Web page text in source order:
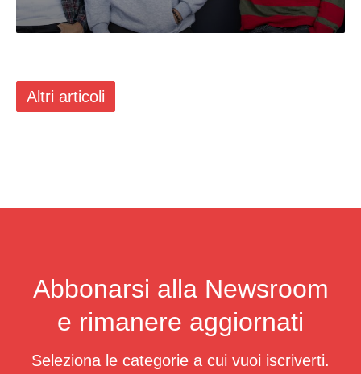
Altri articoli
Abbonarsi alla Newsroom
e rimanere aggiornati
Seleziona le categorie a cui vuoi iscriverti.